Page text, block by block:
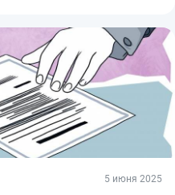
5 июня 2025